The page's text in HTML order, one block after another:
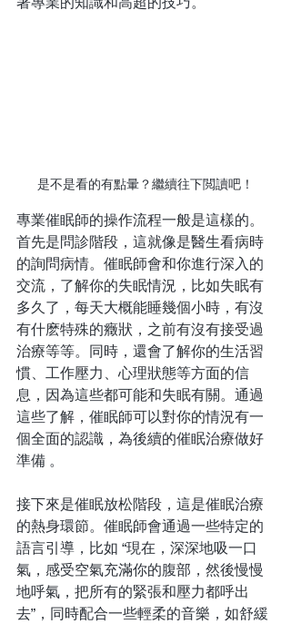
是不是看的有點暈？繼續往下閲讀吧！
專業催眠師的操作流程一般是這樣的。
首先是問診階段，這就像是醫生看病時
的詢問病情。催眠師會和你進行深入的
交流，了解你的失眠情況，比如失眠有
多久了，每天大概能睡幾個小時，有沒
有什麽特殊的癥狀，之前有沒有接受過
治療等等。同時，還會了解你的生活習
慣、工作壓力、心理狀態等方面的信
息，因為這些都可能和失眠有關。通過
這些了解，催眠師可以對你的情況有一
個全面的認識，為後續的催眠治療做好
準備 。
接下來是催眠放松階段，這是催眠治療
的熱身環節。催眠師會通過一些特定的
語言引導，比如 “現在，深深地吸一口
氣，感受空氣充滿你的腹部，然後慢慢
地呼氣，把所有的緊張和壓力都呼出
去”，同時配合一些輕柔的音樂，如舒緩